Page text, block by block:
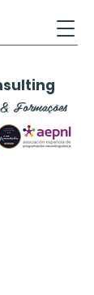
Formações